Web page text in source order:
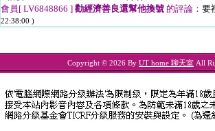
會員[ LV6848866 ] 勸經濟善良還幫他換號 的評論： 要
22:38:00 )
Copyright © 2026 By UT home 聊天室 All